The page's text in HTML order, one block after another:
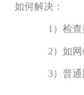
如何解决：
1）检查
2）如
3）普